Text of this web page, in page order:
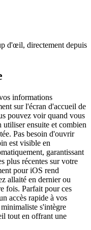
d'œil, directement depuis
informations
sur l'écran d'accueil de
pouvez voir quand vous
ensuite et combien
Pas besoin d'ouvrir
est visible en
garantissant
plus récentes sur votre
pour iOS rend
allaité en dernier ou
fois. Parfait pour ces
accès rapide à vos
s'intègre
tout en offrant une